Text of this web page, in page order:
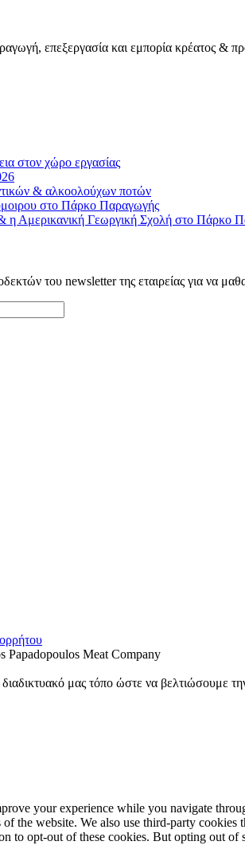
επεξεργασία και εμπορία κρέατος &
στον χώρο εργασίας
& αλκοολούχων ποτών
στο Πάρκο Παραγωγής
Αμερικανική Γεωργική Σχολή στο Πάρκο
του newsletter της εταιρείας για να
Papadopoulos Meat Company
μας τόπο ώστε να βελτιώσουμε
your experience while you navigate
the website. We also use third-party
to opt-out of these cookies. But opting out